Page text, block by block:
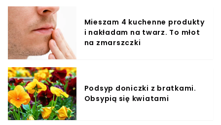
Mieszam 4 kuchenne produkty
i nakładam na twarz. To młot
na zmarszczki
Podsyp doniczki z bratkami.
Obsypią się kwiatami